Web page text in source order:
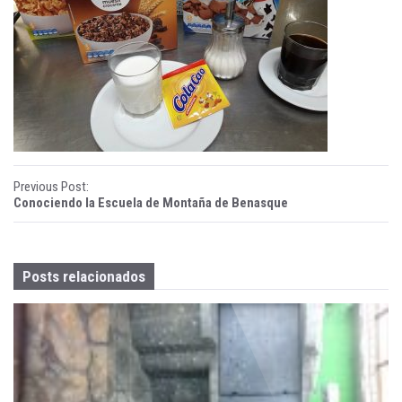
ñ
a
B
e
n
a
s
q
u
P
o
s
t
n
a
v
Previous Post:
Conociendo la Escuela de Montaña de Benasque
Posts relacionados